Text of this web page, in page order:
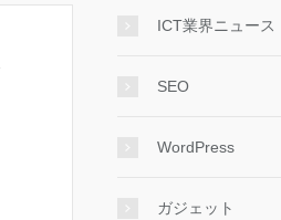
ICT業界ニュース
SEO
WordPress
ガジェット